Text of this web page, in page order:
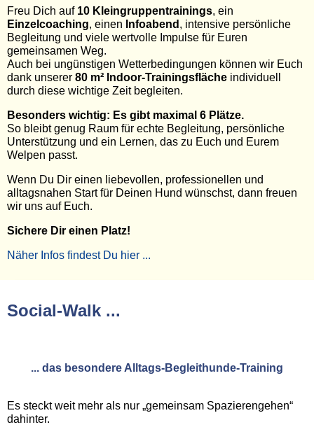
Freu Dich auf 10 Kleingruppentrainings, ein
Einzelcoaching, einen Infoabend , intensive persönliche
Begleitung und viele wertvolle Impulse für Euren
gemeinsamen Weg.
Auch bei ungünstigen Wetterbedingungen können wir Euch
dank unserer 80 m² Indoor-Trainingsfläche individuell
durch diese wichtige Zeit begleiten.
Besonders wichtig: Es gibt maximal 6 Plätze.
So bleibt genug Raum für echte Begleitung, persönliche
Unterstützung und ein Lernen, das zu Euch und Eurem
Welpen passt.
Wenn Du Dir einen liebevollen, professionellen und
alltagsnahen Start für Deinen Hund wünschst, dann freuen
wir uns auf Euch.
Sichere Dir einen Platz!
Näher Infos findest Du hier ...
Social-Walk ...
... das besondere Alltags-Begleithunde-Training
Es steckt weit mehr als nur „gemeinsam Spazierengehen“
dahinter.